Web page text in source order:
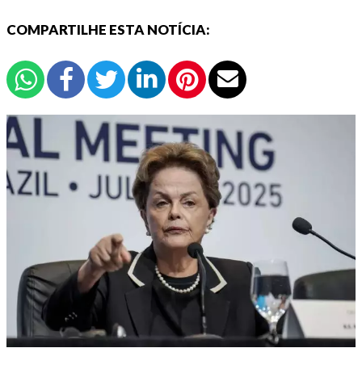
COMPARTILHE ESTA NOTÍCIA: